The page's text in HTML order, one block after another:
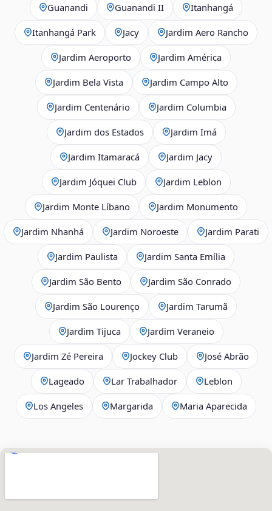
Guanandi Guanandi II Itanhangá
Itanhangá Park Jacy Jardim Aero Rancho
Jardim Aeroporto Jardim América
Jardim Bela Vista Jardim Campo Alto
Jardim Centenário Jardim Columbia
Jardim dos Estados Jardim Imá
Jardim Itamaracá Jardim Jacy
Jardim Jóquei Club Jardim Leblon
Jardim Monte Líbano Jardim Monumento
Jardim Nhanhá Jardim Noroeste Jardim Parati
Jardim Paulista Jardim Santa Emília
Jardim São Bento Jardim São Conrado
Jardim São Lourenço Jardim Tarumã
Jardim Tijuca Jardim Veraneio
Jardim Zé Pereira Jockey Club José Abrão
Lageado Lar Trabalhador Leblon
Los Angeles Margarida Maria Aparecida